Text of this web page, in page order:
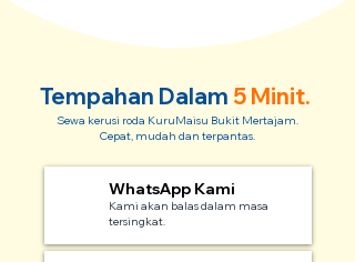
Tempahan Dalam 5 Minit.
Sewa kerusi roda KuruMaisu Bukit Mertajam.
Cepat, mudah dan terpantas.
WhatsApp Kami
Kami akan balas dalam masa
tersingkat.